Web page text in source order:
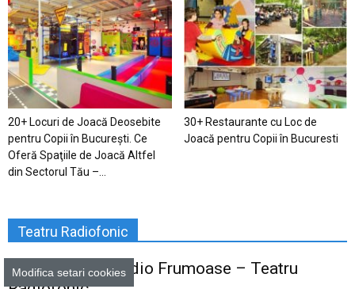
20+ Locuri de Joacă Deosebite
pentru Copii în Bucureşti. Ce
Oferă Spaţiile de Joacă Altfel
din Sectorul Tău –...
30+ Restaurante cu Loc de
Joacă pentru Copii în Bucuresti
Teatru Radiofonic
300+ Povești Audio Frumoase – Teatru
Modifica setari cookies